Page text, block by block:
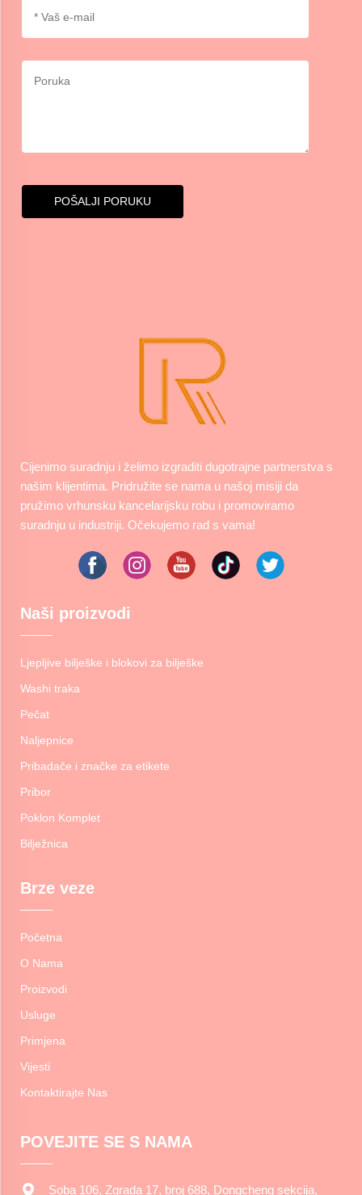
POŠALJI PORUKU
Cijenimo suradnju i želimo izgraditi dugotrajne partnerstva s
našim klijentima. Pridružite se nama u našoj misiji da
pružimo vrhunsku kancelarijsku robu i promoviramo
suradnju u industriji. Očekujemo rad s vama!
Naši proizvodi
Ljepljive bilješke i blokovi za bilješke
Washi traka
Pečat
Naljepnice
Pribadače i značke za etikete
Pribor
Poklon Komplet
Bilježnica
Brze veze
Početna
O Nama
Proizvodi
Usluge
Primjena
Vijesti
Kontaktirajte Nas
POVEJITE SE S NAMA
Soba 106, Zgrada 17, broj 688, Dongcheng sekcija,